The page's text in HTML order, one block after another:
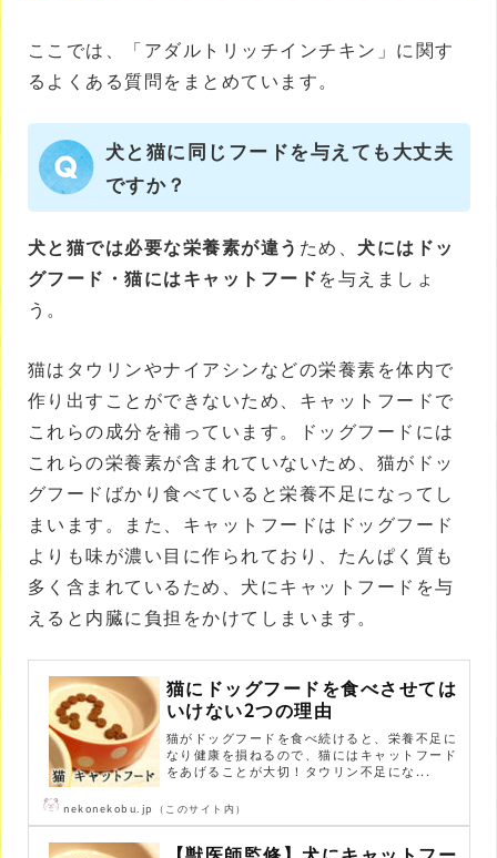
ここでは、「アダルトリッチインチキン」に関す
るよくある質問をまとめています。
犬と猫に同じフードを与えても大丈夫
ですか？
犬と猫では必要な栄養素が違う ため、 犬にはドッ
グフード・猫にはキャットフードを与えましょ
う。
猫はタウリンやナイアシンなどの栄養素を体内で
作り出すことができないため、キャットフードで
これらの成分を補っています。ドッグフードには
これらの栄養素が含まれていないため、猫がドッ
グフードばかり食べていると栄養不足になってし
まいます。また、キャットフードはドッグフード
よりも味が濃い目に作られており、たんぱく質も
多く含まれているため、犬にキャットフードを与
えると内臓に負担をかけてしまいます。
猫にドッグフードを食べさせては
いけない2つの理由
猫がドッグフードを食べ続けると、栄養不足に
なり健康を損ねるので、猫にはキャットフード
をあげることが大切！タウリン不足にな...
nekonekobu.jp（このサイト内）